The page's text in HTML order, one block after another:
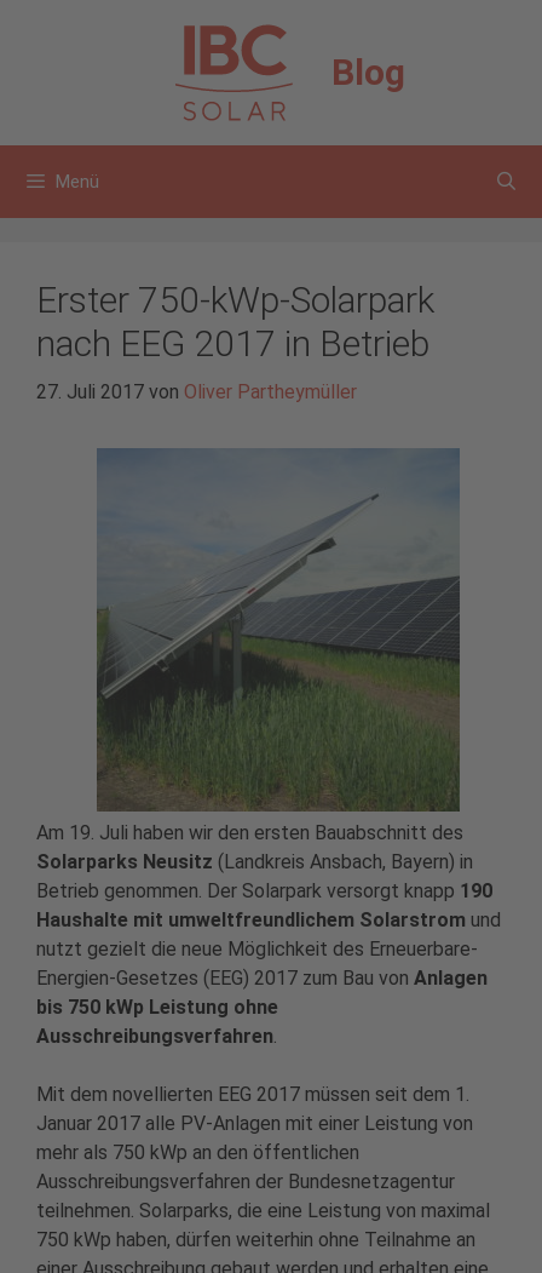
Blog
Menü
Erster 750-kWp-Solarpark
nach EEG 2017 in Betrieb
27. Juli 2017 von Oliver Partheymüller
Am 19. Juli haben wir den ersten Bauabschnitt des
Solarparks Neusitz (Landkreis Ansbach, Bayern) in
Betrieb genommen. Der Solarpark versorgt knapp 190
Haushalte mit umweltfreundlichem Solarstrom und
nutzt gezielt die neue Möglichkeit des Erneuerbare-
Energien-Gesetzes (EEG) 2017 zum Bau von Anlagen
bis 750 kWp Leistung ohne
Ausschreibungsverfahren.
Mit dem novellierten EEG 2017 müssen seit dem 1.
Januar 2017 alle PV-Anlagen mit einer Leistung von
mehr als 750 kWp an den öffentlichen
Ausschreibungsverfahren der Bundesnetzagentur
teilnehmen. Solarparks, die eine Leistung von maximal
750 kWp haben, dürfen weiterhin ohne Teilnahme an